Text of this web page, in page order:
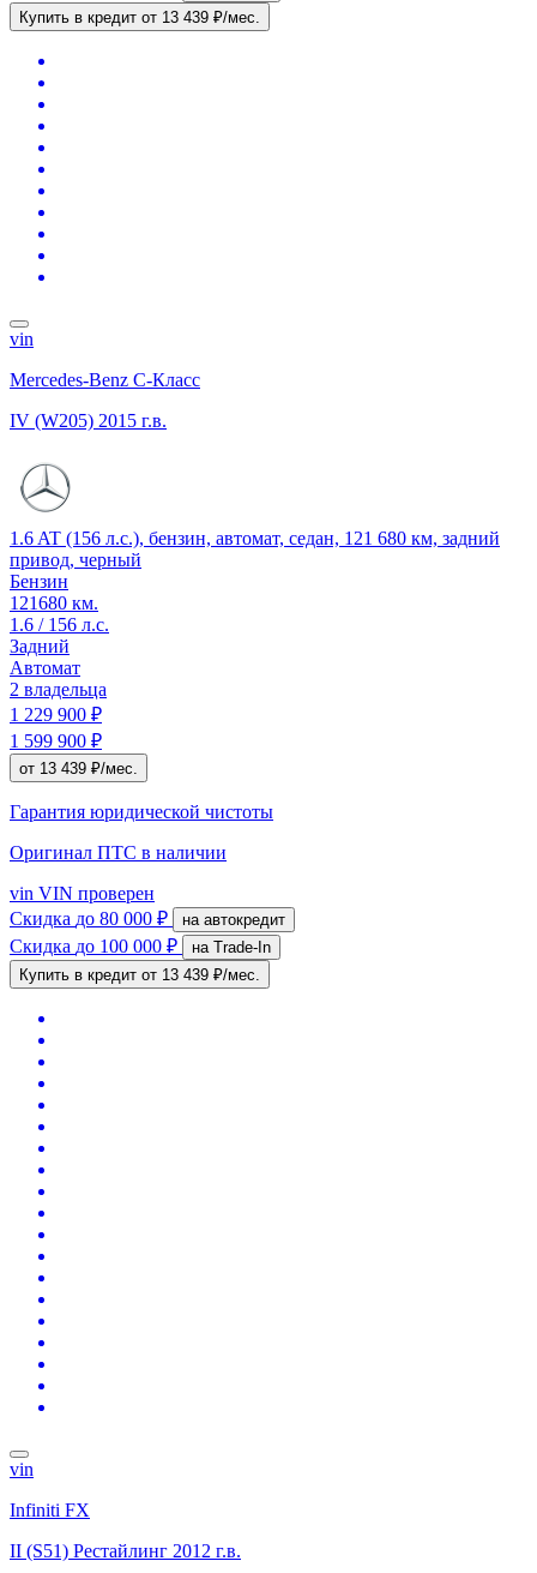
Купить в кредит от 13 439 ₽/мес.
vin
Mercedes-Benz C-Класс
IV (W205) 2015 г.в.
1.6 AT (156 л.с.), бензин, автомат, седан, 121 680 км, задний
привод, черный
Бензин
121680 км.
1.6 / 156 л.с.
Задний
Автомат
2 владельца
1 229 900 ₽
1 599 900 ₽
от 13 439 ₽/мес.
Гарантия юридической чистоты
Оригинал ПТС в наличии
vin VIN проверен
Скидка до 80 000 ₽ на автокредит
Скидка до 100 000 ₽
на Trade-In
Купить в кредит от 13 439 ₽/мес.
vin
Infiniti FX
II (S51) Рестайлинг 2012 г.в.